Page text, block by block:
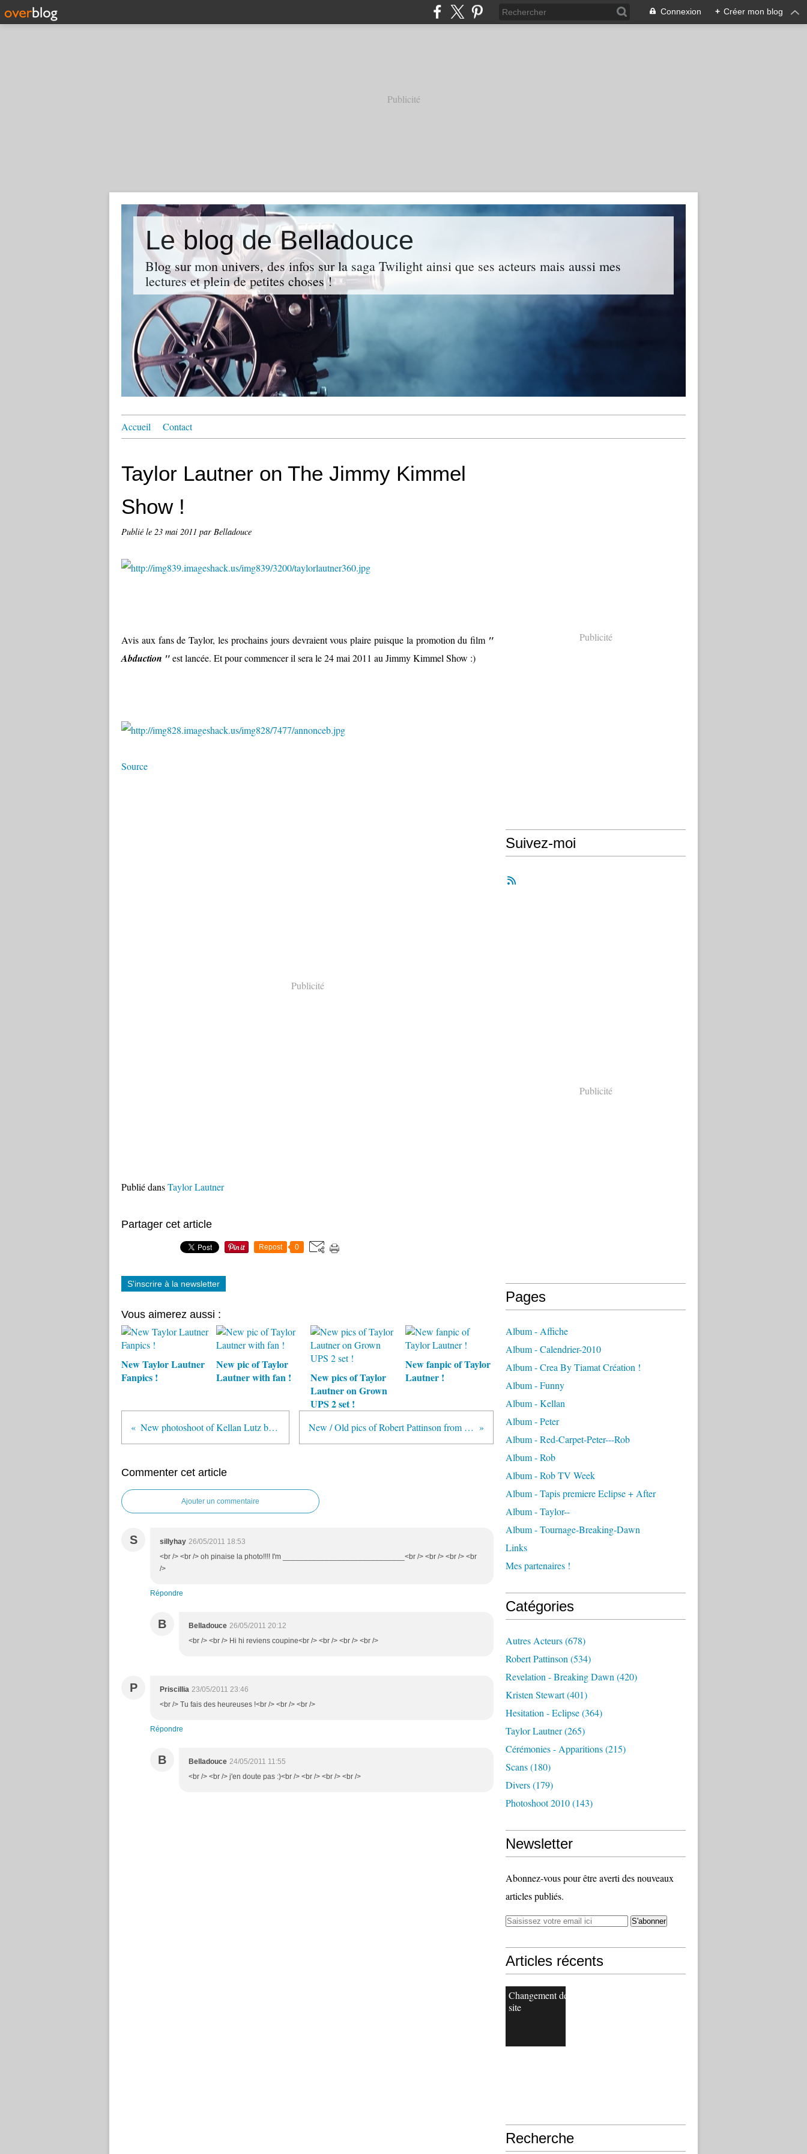
Connexion + Créer mon blog
Publicité
Le blog de Belladouce
Blog sur mon univers, des infos sur la saga Twilight ainsi que ses acteurs mais aussi mes
lectures et plein de petites choses !
Accueil Contact
Taylor Lautner on The Jimmy Kimmel
Show !
Publié le 23 mai 2011 par Belladouce
Avis aux fans de Taylor, les prochains jours devraient vous plaire puisque la promotion du film "
Abduction "est lancée. Et pour commencer il sera le 24 mai 2011 au Jimmy Kimmel Show :)
Source
Publicité
Publié dansTaylor Lautner
Partager cet article
Repost 0
S'inscrire à la newsletter
Vous aimerez aussi :
New Taylor Lautner
Fanpics !
New pic of Taylor
Lautner with fan !
New pics of Taylor
Lautner on Grown
UPS 2 set !
New fanpic of Taylor
Lautner !
New photoshoot of Kellan Lutz by Daniel Riera ! New / Old pics of Robert Pattinson from Vanity Fair 2009 !
Commenter cet article
Ajouter un commentaire
S sillyhay 26/05/2011 18:53
<br /> <br /> oh pinaise la photo!!!! I'm _____________________________<br /> <br /> <br /> <br
/>
Répondre
B Belladouce 26/05/2011 20:12
<br /> <br /> Hi hi reviens coupine<br /> <br /> <br /> <br />
P Priscillia 23/05/2011 23:46
<br /> Tu fais des heureuses !<br /> <br /> <br />
Répondre
B Belladouce 24/05/2011 11:55
<br /> <br /> j'en doute pas :)<br /> <br /> <br /> <br />
Publicité
Suivez-moi
Publicité
Pages
Album - Affiche
Album - Calendrier-2010
Album - Crea By Tiamat Création !
Album - Funny
Album - Kellan
Album - Peter
Album - Red-Carpet-Peter---Rob
Album - Rob
Album - Rob TV Week
Album - Tapis premiere Eclipse + After
Album - Taylor--
Album - Tournage-Breaking-Dawn
Links
Mes partenaires !
Catégories
Autres Acteurs(678)
Robert Pattinson (534)
Revelation - Breaking Dawn (420)
Kristen Stewart(401)
Hesitation - Eclipse(364)
Taylor Lautner(265)
Cérémonies - Apparitions(215)
Scans(180)
Divers(179)
Photoshoot 2010(143)
Newsletter
Abonnez-vous pour être averti des nouveaux
articles publiés.
Articles récents
Changement de
site
Recherche